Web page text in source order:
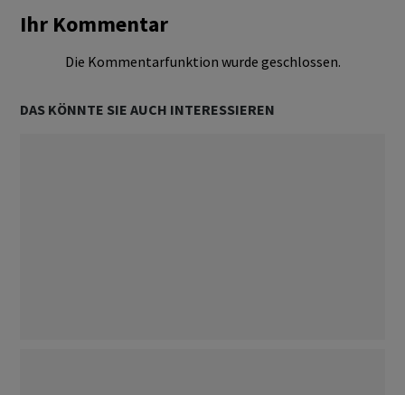
Ihr Kommentar
Die Kommentarfunktion wurde geschlossen.
DAS KÖNNTE SIE AUCH INTERESSIEREN